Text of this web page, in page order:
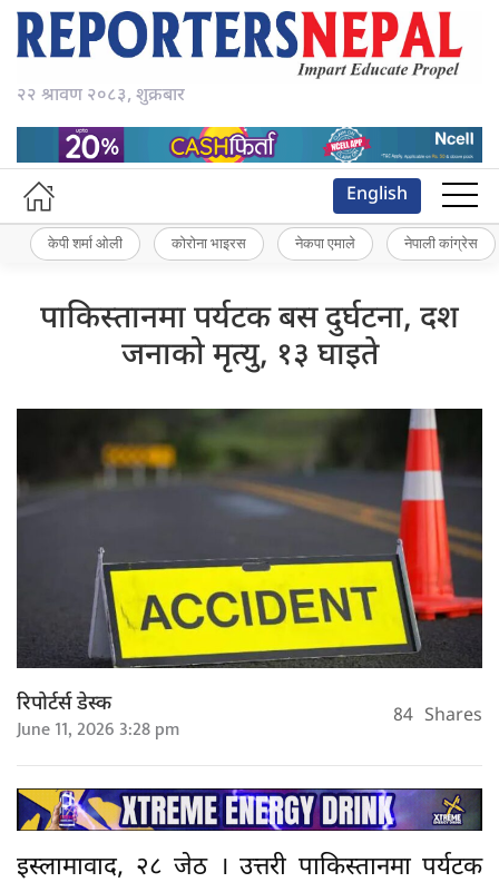
२२ श्रावण २०८३, शुक्रबार
English
केपी शर्मा ओली कोरोना भाइरस नेकपा एमाले नेपाली कांग्रेस
पाकिस्तानमा पर्यटक बस दुर्घटना, दश
जनाको मृत्यु, १३ घाइते
रिपोर्टर्स डेस्क
June 11, 2026 3:28 pm 84 Shares
इस्लामावाद, २८ जेठ । उत्तरी पाकिस्तानमा पर्यटक